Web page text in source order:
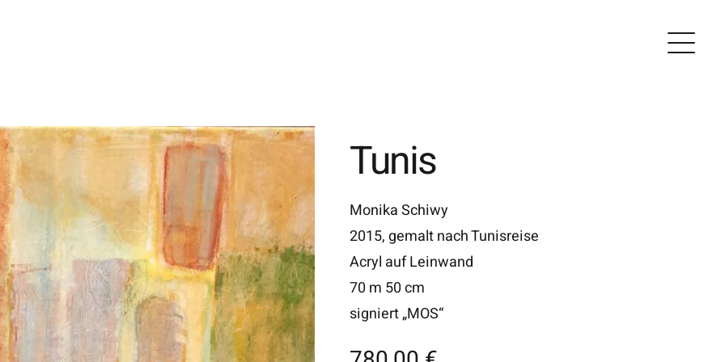
Tunis
Monika Schiwy
2015, gemalt nach Tunisreise
Acryl auf Leinwand
70 m 50 cm
signiert „MOS“